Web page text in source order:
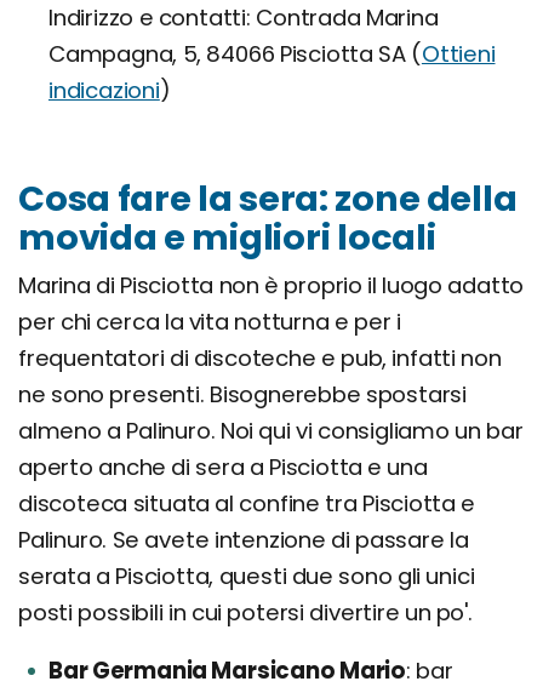
Indirizzo e contatti: Contrada Marina
Campagna, 5, 84066 Pisciotta SA (Ottieni
indicazioni)
Cosa fare la sera: zone della
movida e migliori locali
Marina di Pisciotta non è proprio il luogo adatto
per chi cerca la vita notturna e per i
frequentatori di discoteche e pub, infatti non
ne sono presenti. Bisognerebbe spostarsi
almeno a Palinuro. Noi qui vi consigliamo un bar
aperto anche di sera a Pisciotta e una
discoteca situata al confine tra Pisciotta e
Palinuro. Se avete intenzione di passare la
serata a Pisciotta, questi due sono gli unici
posti possibili in cui potersi divertire un po'.
Bar Germania Marsicano Mario bar